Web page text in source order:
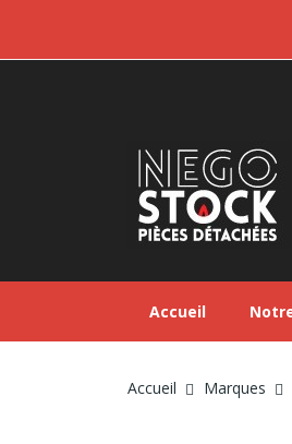
Accueil
Accueil Marques